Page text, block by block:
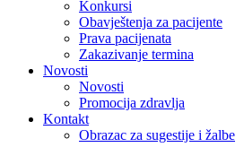
Konkursi
Obavještenja za pacijente
Prava pacijenata
Zakazivanje termina
Novosti
Novosti
Promocija zdravlja
Kontakt
Obrazac za sugestije i žalbe